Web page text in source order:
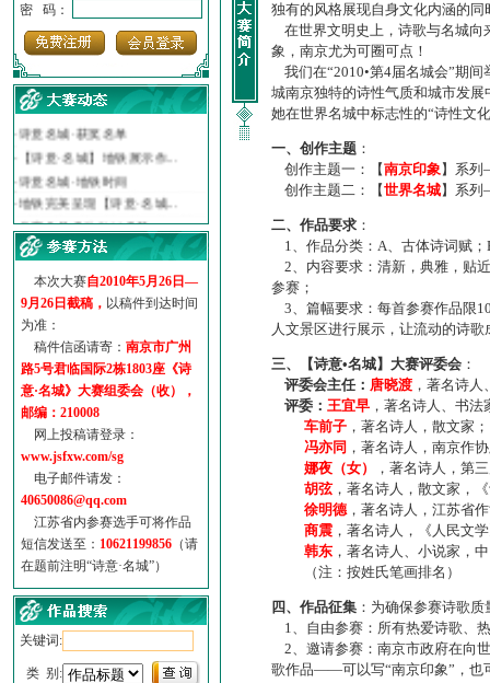
密 码：
诗意名城·获奖名单
·【诗意·名城】地铁展示作...
诗意名城·地铁时间
地铁完美呈现【诗意·名城...
·参赛作品多达5000多首
·“诗意·名城”晒诗会
特别通知--致广大诗词爱好...
本次大赛自2010年5月26日—
9月26日截稿， 以稿件到达时间
为准：
稿件信函请寄： 南京市广州
路5号君临国际2栋1803座《诗
意·名城》大赛组委会（收），
邮编：210008
网上投稿请登录：
www.jsfxw.com/sg
电子邮件请发：
40650086@qq.com
江苏省内参赛选手可将作品
短信发送至： 10621199856 （请
在题前注明“诗意·名城”）
关键词:
类 别:
独有的风格展现自身文化内涵的
在世界文明史上，诗歌与名城向
象，南京尤为可圈可点！
我们在“2010•第4届名城会”期
城南京独特的诗性气质和城市发
她在世界名城中标志性的“诗性文
一、创作主题 ：
创作主题一：【南京印象】系
创作主题二：【世界名城】系
二、作品要求 ：
1、作品分类：A、古体诗词赋；
2、内容要求：清新，典雅，贴
参赛；
3、篇幅要求：每首参赛作品限
人文景区进行展示，让流动的诗
三、【诗意•名城】大赛评委会 ：
评委会主任： 唐晓渡 ，著名诗
评委： 王宜早 ，著名诗人、书
车前子 ，著名诗人，散文家；
冯亦同 ，著名诗人，南京作
娜夜（女）
，著名诗人，第
胡弦，著名诗人，散文家，
徐明德，著名诗人，江苏省
商震 ，著名诗人，《人民文
韩东 ，著名诗人、小说家，
（注：按姓氏笔画排名）
四、作品征集 ：为确保参赛诗歌
1、自由参赛：所有热爱诗歌、
2、邀请参赛：南京市政府在向
歌作品——可以写“南京印象”，也